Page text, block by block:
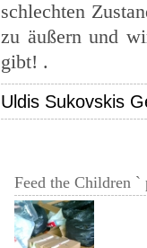
schlechten
zu äußern und
gibt! .
Uldis Sukovskis
Feed the Children `